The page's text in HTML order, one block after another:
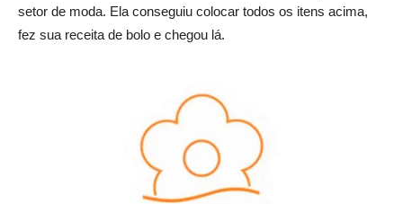
setor de moda. Ela conseguiu colocar todos os itens acima,
fez sua receita de bolo e chegou lá.